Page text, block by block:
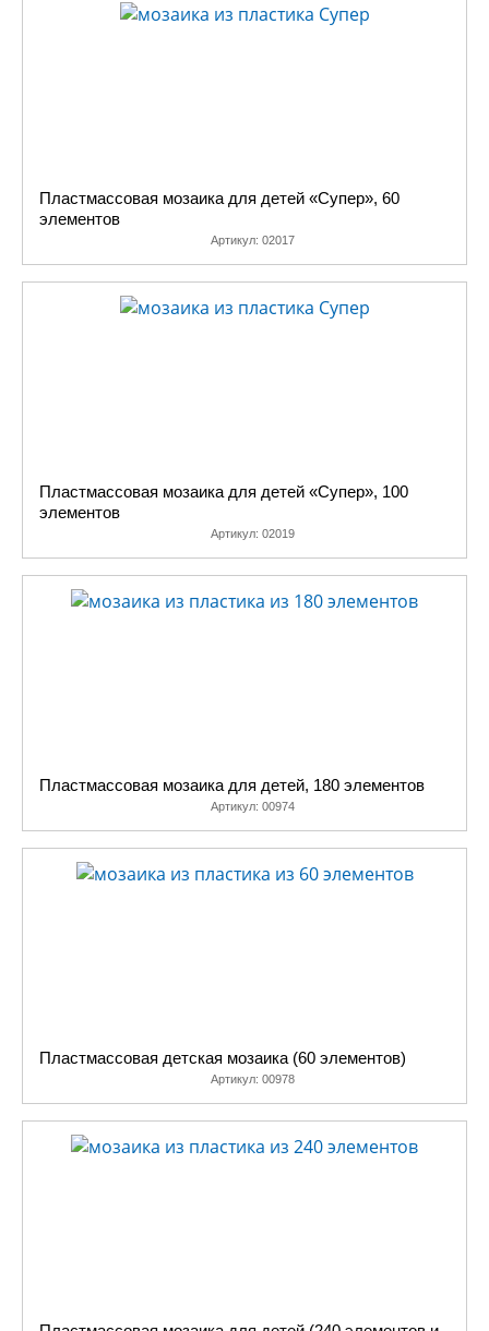
Пластмассовая мозаика для детей «Супер», 60
элементов
Артикул: 02017
Пластмассовая мозаика для детей «Супер», 100
элементов
Артикул: 02019
Пластмассовая мозаика для детей, 180 элементов
Артикул: 00974
Пластмассовая детская мозаика (60 элементов)
Артикул: 00978